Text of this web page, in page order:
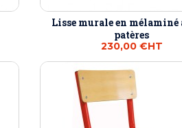
Lisse murale en mélaminé
patères
230,00 €HT